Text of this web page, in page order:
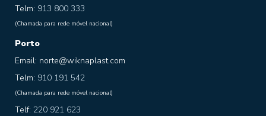
Telm: 913 800 333
(Chamada para rede móvel nacional)
Porto
Email: norte@wiknaplast.com
Telm: 910 191 542
(Chamada para rede móvel nacional)
Telf: 220 921 623